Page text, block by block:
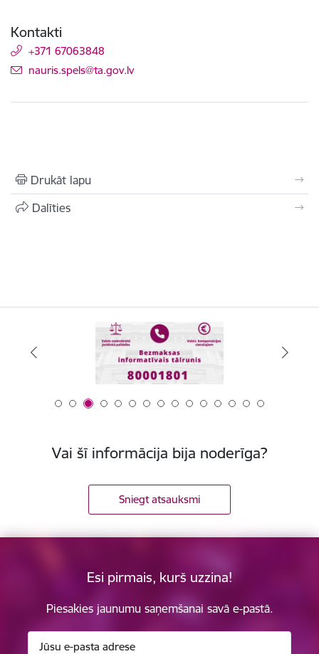
Kontakti
+371 67063848
E-pasts:
nauris.spels@ta.gov.lv
Drukāt lapu
Dalīties
Vai šī informācija bija noderīga?
Sniegt atsauksmi
Esi pirmais, kurš uzzina!
Piesakies jaunumu saņemšanai savā e-pastā.